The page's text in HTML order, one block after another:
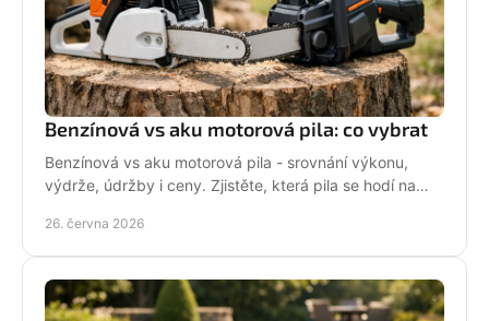
Benzínová vs aku motorová pila: co vybrat
Benzínová vs aku motorová pila - srovnání výkonu,
výdrže, údržby i ceny. Zjistěte, která pila se hodí na
26. června 2026